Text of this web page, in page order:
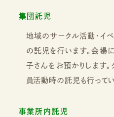
集団託児
地域のサークル活動・イ
の託児を行います。会場
子さんをお預かりします
員活動時の託児も行ってい
事業所内託児